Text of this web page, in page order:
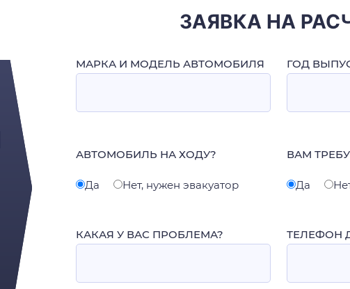
ЗАЯВКА НА
МАРКА И МОДЕЛЬ АВТОМОБИЛЯ ГОД
АВТОМОБИЛЬ НА ХОДУ?
Да Нет, нужен эвакуатор
ВАМ
Да
КАКАЯ У ВАС ПРОБЛЕМА? ТЕЛЕФОН